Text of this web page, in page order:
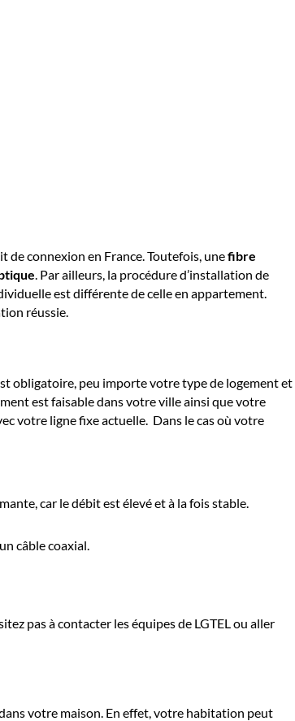
de connexion en France. Toutefois, unefibre
. Par ailleurs, la procédure d’installation de
est différente de celle en appartement.
réussie.
obligatoire, peu importe votre type de logement et
est faisable dans votre ville ainsi que votre
votre ligne fixe actuelle. Dans le cas où votre
car le débit est élevé et à la fois stable.
câble coaxial.
pas à contacter les équipes de LGTEL ou aller
votre maison. En effet, votre habitation peut